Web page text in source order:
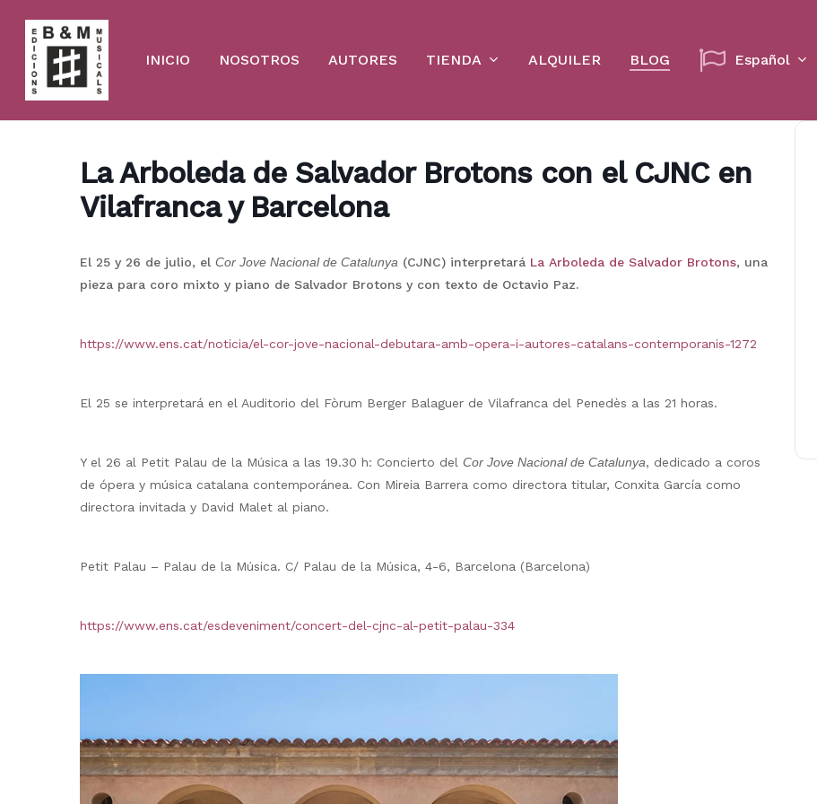
main
content
INICIO NOSOTROS AUTORES TIENDA ALQUILER BLOG Español
La Arboleda de Salvador Brotons con el CJNC en
Vilafranca y Barcelona
El 25 y 26 de julio, el Cor Jove Nacional de Catalunya (CJNC) interpretará La Arboleda de Salvador Brotons, una
pieza para coro mixto y piano de Salvador Brotons y con texto de Octavio Paz.
https://www.ens.cat/noticia/el-cor-jove-nacional-debutara-amb-opera-i-autores-catalans-contemporanis-1272
El 25 se interpretará en el Auditorio del Fòrum Berger Balaguer de Vilafranca del Penedès a las 21 horas.
Y el 26 al Petit Palau de la Música a las 19.30 h: Concierto del Cor Jove Nacional de Catalunya, dedicado a coros
de ópera y música catalana contemporánea. Con Mireia Barrera como directora titular, Conxita García como
directora invitada y David Malet al piano.
Petit Palau – Palau de la Música. C/ Palau de la Música, 4-6, Barcelona (Barcelona)
https://www.ens.cat/esdeveniment/concert-del-cjnc-al-petit-palau-334